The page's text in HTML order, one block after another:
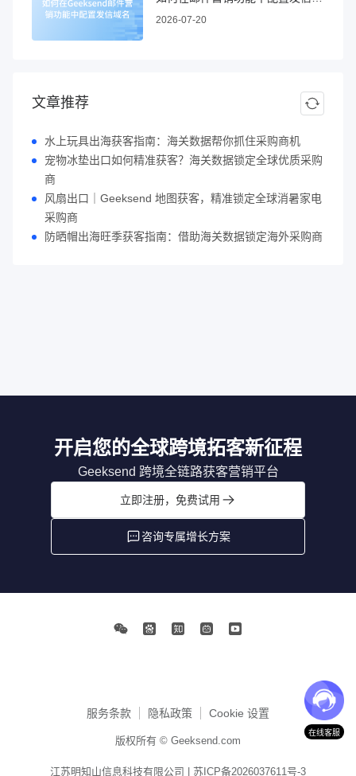
2026-07-20
文章推荐
水上玩具出海获客指南：海关数据帮你抓住采购商机
宠物冰垫出口如何精准获客？海关数据锁定全球优质采购
商
风扇出口｜Geeksend 地图获客，精准锁定全球消暑家电
采购商
防晒帽出海旺季获客指南：借助海关数据锁定海外采购商
开启您的全球跨境拓客新征程
Geeksend 跨境全链路获客营销平台
立即注册，免费试用
咨询专属增长方案
服务条款 隐私政策 Cookie 设置
版权所有 © Geeksend.com
江苏明知山信息科技有限公司 | 苏ICP备2026037611号-3
在线客服